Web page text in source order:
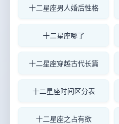
十二星座男人婚后性格
十二星座哪了
十二星座穿越古代长篇
十二星座时间区分表
十二星座之占有欲